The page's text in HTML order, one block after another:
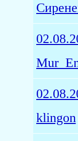
klingon